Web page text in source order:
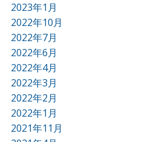
2023年1月
2022年10月
2022年7月
2022年6月
2022年4月
2022年3月
2022年2月
2022年1月
2021年11月